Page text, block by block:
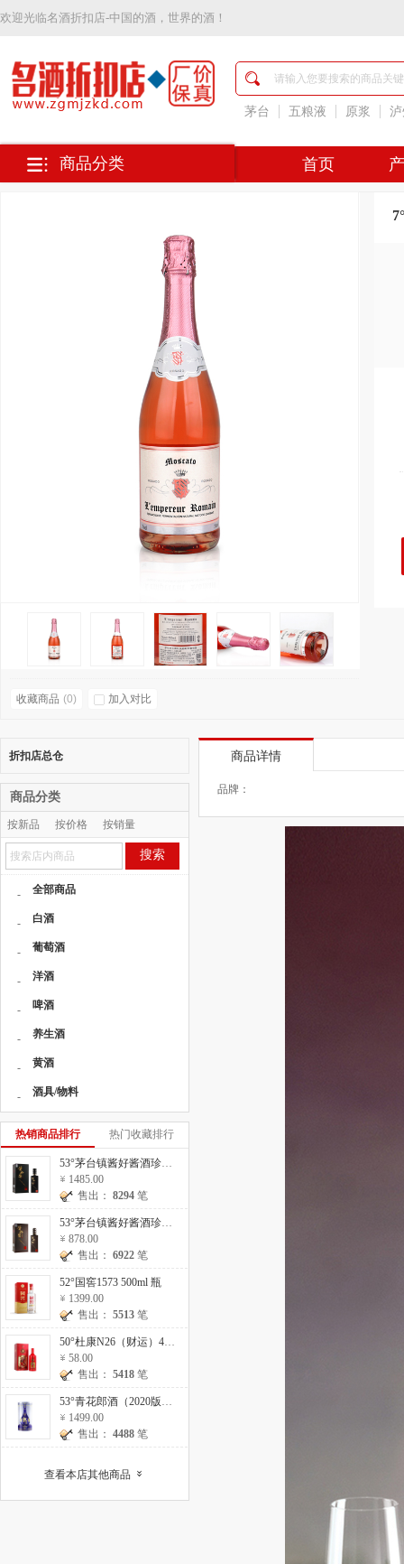
欢迎光临名酒折扣店-中国的酒，世界的酒！
茅台 五粮液 原浆
首页
商品分类
收藏商品 (0) 加入对比
商品详情
品牌：
折扣店总仓
商品分类
按新品 按价格
按销量
按人气
搜索
- 全部商品
- 白酒
- 葡萄酒
- 洋酒
- 啤酒
- 养生酒
- 黄酒
- 酒具/物料
热销商品排行 热门收藏排行
1485.00
售出： 8294 笔
878.00
售出： 6922 笔
52°国窖1573 500ml 瓶
1399.00
售出： 5513 笔
58.00
售出： 5418 笔
1499.00
售出： 4488 笔
查看本店其他商品 »